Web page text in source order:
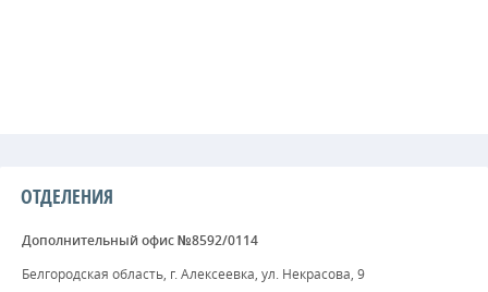
ОТДЕЛЕНИЯ
Дополнительный офис №8592/0114
Белгородская область, г. Алексеевка, ул. Некрасова, 9